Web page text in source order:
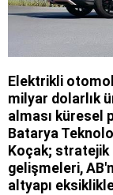
Elektrikli
milyar dolarlık
alması küresel
Batarya
Koçak; stratejik
gelişmeleri,
altyapı